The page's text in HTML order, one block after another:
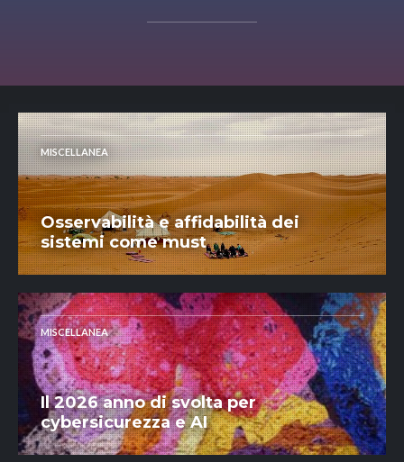
MISCELLANEA
Osservabilità e affidabilità dei
sistemi come must
MISCELLANEA
Il 2026 anno di svolta per
cybersicurezza e AI